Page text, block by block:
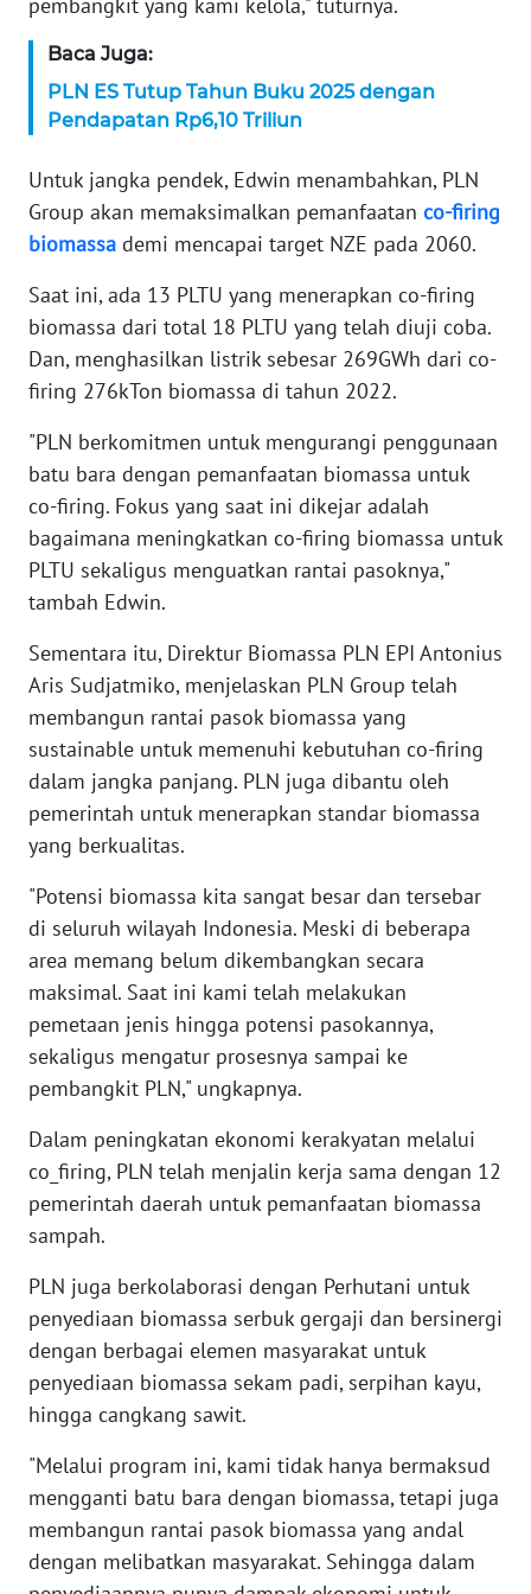
pembangkit yang kami kelola," tuturnya.
Baca Juga:
PLN ES Tutup Tahun Buku 2025 dengan
Pendapatan Rp6,10 Triliun
Untuk jangka pendek, Edwin menambahkan, PLN
Group akan memaksimalkan pemanfaatan co-firing
biomassa demi mencapai target NZE pada 2060.
Saat ini, ada 13 PLTU yang menerapkan co-firing
biomassa dari total 18 PLTU yang telah diuji coba.
Dan, menghasilkan listrik sebesar 269GWh dari co-
firing 276kTon biomassa di tahun 2022.
"PLN berkomitmen untuk mengurangi penggunaan
batu bara dengan pemanfaatan biomassa untuk
co-firing. Fokus yang saat ini dikejar adalah
bagaimana meningkatkan co-firing biomassa untuk
PLTU sekaligus menguatkan rantai pasoknya,"
tambah Edwin.
Sementara itu, Direktur Biomassa PLN EPI Antonius
Aris Sudjatmiko, menjelaskan PLN Group telah
membangun rantai pasok biomassa yang
sustainable untuk memenuhi kebutuhan co-firing
dalam jangka panjang. PLN juga dibantu oleh
pemerintah untuk menerapkan standar biomassa
yang berkualitas.
"Potensi biomassa kita sangat besar dan tersebar
di seluruh wilayah Indonesia. Meski di beberapa
area memang belum dikembangkan secara
maksimal. Saat ini kami telah melakukan
pemetaan jenis hingga potensi pasokannya,
sekaligus mengatur prosesnya sampai ke
pembangkit PLN," ungkapnya.
Dalam peningkatan ekonomi kerakyatan melalui
co_firing, PLN telah menjalin kerja sama dengan 12
pemerintah daerah untuk pemanfaatan biomassa
sampah.
PLN juga berkolaborasi dengan Perhutani untuk
penyediaan biomassa serbuk gergaji dan bersinergi
dengan berbagai elemen masyarakat untuk
penyediaan biomassa sekam padi, serpihan kayu,
hingga cangkang sawit.
"Melalui program ini, kami tidak hanya bermaksud
mengganti batu bara dengan biomassa, tetapi juga
membangun rantai pasok biomassa yang andal
dengan melibatkan masyarakat. Sehingga dalam
SERAMBI
WN
SULTRA
WN
WN
SULTENG
WN
WN
BABEL
SUMBAR
WN
SUMSEL
WN
BENGKULU
WN
LAMPUNG
WN
JATENG
WN
NUSANTARA
WN
JOGJA
JATIM
WN
BALI
WN
KALBAR
WN
KALTENG